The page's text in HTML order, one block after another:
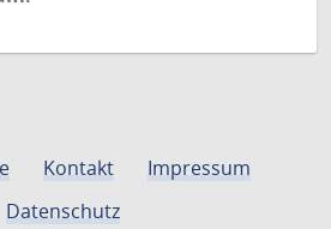
Kontakt
Impressum
Datenschutz